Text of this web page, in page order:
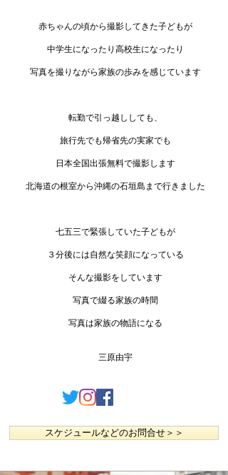
赤ちゃんの頃から撮影してきた子どもが
中学生になったり高校生になったり
写真を撮りながら家族の歩みを感じています
転勤で引っ越ししても、
旅行先でも帰省先の実家でも
日本全国出張無料で撮影します
北海道の根室から沖縄の石垣島まで行きました
七五三で緊張していた子どもが
３分後には自然な笑顔になっている
そんな撮影をしています
写真で綴る家族の時間
写真は家族の物語になる
三原由宇
スケジュールなどのお問合せ＞＞